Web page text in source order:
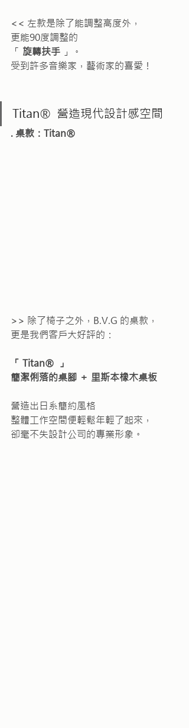
<< 左款是除了能調整高度外，
更能90度調整的
「 旋轉扶手 」。
受到許多音樂家，藝術家的喜愛！
Titan®  營造現代設計感空間
. 桌款：Titan®
>> 除了椅子之外，B.V.G 的桌款，
更是我們客戶大好評的：
「 Titan®  」
簡潔俐落的桌腳 ＋ 里斯本橡木桌板
營造出日系簡約風格
整體工作空間便輕鬆年輕了起來，
卻毫不失設計公司的專業形象。